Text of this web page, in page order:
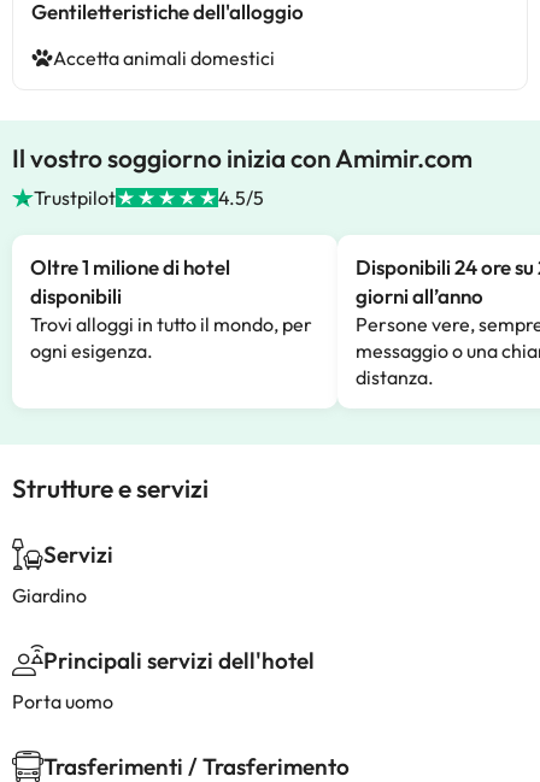
Gentiletteristiche dell'alloggio
Accetta animali domestici
Il vostro soggiorno inizia con Amimir.com
Trustpilot 4.5/5
Oltre 1 milione di hotel
disponibili
Trovi alloggi in tutto il mondo, per
ogni esigenza.
Disponibili 24 ore su
giorni all’anno
Persone vere,
messaggio o una
distanza.
Strutture e servizi
Servizi
Giardino
Principali servizi dell'hotel
Porta uomo
Trasferimenti / Trasferimento